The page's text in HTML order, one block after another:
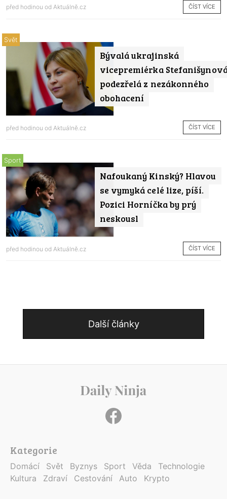
před hodinou od Aktuálně.cz ČÍST VÍCE
Bývalá ukrajinská
vicepremiérka
podezřelá z nezákonného
obohacení
Svět
před hodinou od Aktuálně.cz ČÍST VÍCE
Nafoukaný Kinský? Hlavou
se vymyká celé lize, píší.
Pozici Horníčka by prý
neskousl
Sport
před hodinou od Aktuálně.cz ČÍST VÍCE
Další články
Kategorie
Domácí Svět Byznys Sport Věda
Technologie
Kultura
Zdraví Cestování Auto Krypto